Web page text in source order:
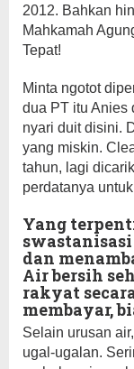
2012. Bahkan
Mahkamah
Tepat!
Minta ngotot
dua PT itu Anies
nyari duit disini.
yang miskin.
tahun, lagi
perdatanya
Yang
dan
Air bersih
rakyat
membayar,
Selain urusan
ugal-ugalan.